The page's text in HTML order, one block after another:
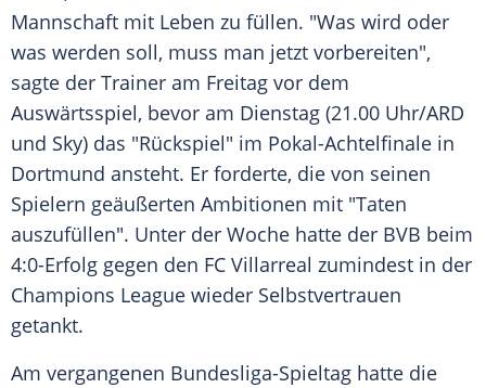
Mannschaft mit Leben zu füllen. "Was wird oder
was werden soll, muss man jetzt vorbereiten",
sagte der Trainer am Freitag vor dem
Auswärtsspiel, bevor am Dienstag (21.00 Uhr/ARD
und Sky) das "Rückspiel" im Pokal-Achtelfinale in
Dortmund ansteht. Er forderte, die von seinen
Spielern geäußerten Ambitionen mit "Taten
auszufüllen". Unter der Woche hatte der BVB beim
4:0-Erfolg gegen den FC Villarreal zumindest in der
Champions League wieder Selbstvertrauen
getankt.
Am vergangenen Bundesliga-Spieltag hatte die